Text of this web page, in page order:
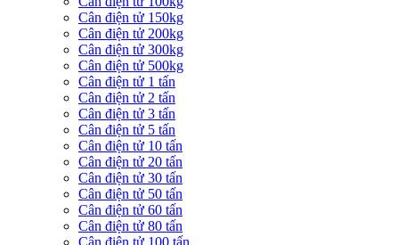
Cân điện tử 150kg
Cân điện tử 200kg
Cân điện tử 300kg
Cân điện tử 500kg
Cân điện tử 1 tấn
Cân điện tử 2 tấn
Cân điện tử 3 tấn
Cân điện tử 5 tấn
Cân điện tử 10 tấn
Cân điện tử 20 tấn
Cân điện tử 30 tấn
Cân điện tử 50 tấn
Cân điện tử 60 tấn
Cân điện tử 80 tấn
Cân điện tử 100 tấn